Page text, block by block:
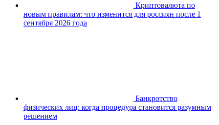
Криптовалюта по
новым правилам: что изменится для россиян после 1
сентября 2026 года
Банкротство
физических лиц: когда процедура становится разумным
решением